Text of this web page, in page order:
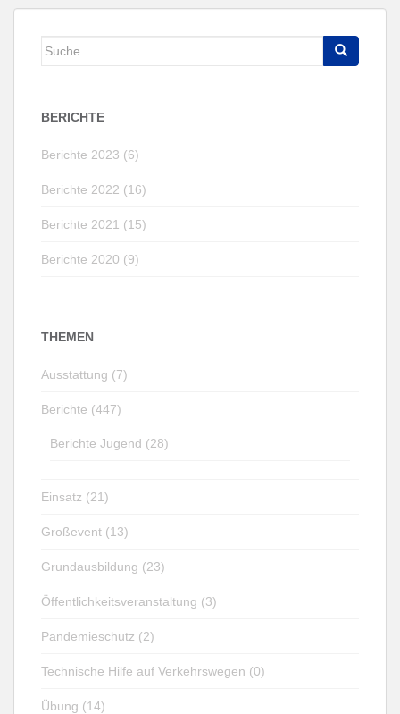
Suche
BERICHTE
Berichte 2023 (6)
Berichte 2022 (16)
Berichte 2021 (15)
Berichte 2020 (9)
THEMEN
Ausstattung (7)
Berichte (447)
Berichte Jugend (28)
Einsatz (21)
Großevent (13)
Grundausbildung (23)
Öffentlichkeitsveranstaltung (3)
Pandemieschutz (2)
Technische Hilfe auf Verkehrswegen (0)
Übung (14)